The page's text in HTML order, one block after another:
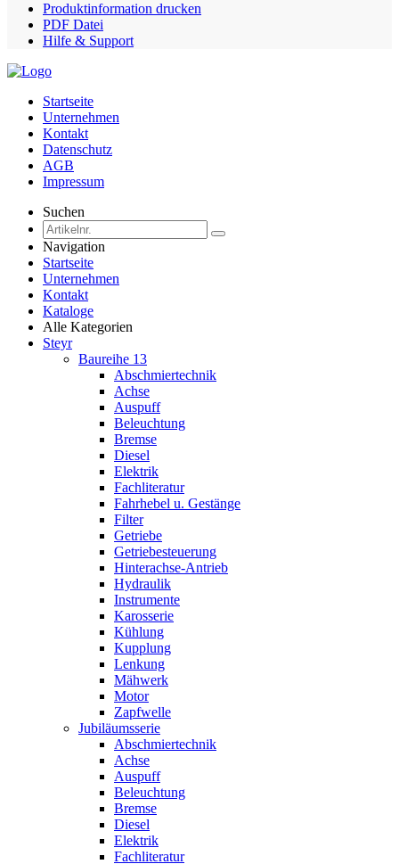
Produktinformation drucken
PDF Datei
Hilfe & Support
Startseite
Unternehmen
Kontakt
Datenschutz
AGB
Impressum
Suchen
Navigation
Startseite
Unternehmen
Kontakt
Kataloge
Alle Kategorien
Steyr
Baureihe 13
Abschmiertechnik
Achse
Auspuff
Beleuchtung
Bremse
Diesel
Elektrik
Fachliteratur
Fahrhebel u. Gestänge
Filter
Getriebe
Getriebesteuerung
Hinterachse-Antrieb
Hydraulik
Instrumente
Karosserie
Kühlung
Kupplung
Lenkung
Mähwerk
Motor
Zapfwelle
Jubiläumsserie
Abschmiertechnik
Achse
Auspuff
Beleuchtung
Bremse
Diesel
Elektrik
Fachliteratur